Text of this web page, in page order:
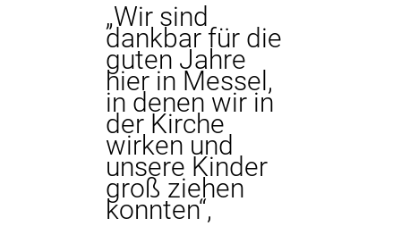
„Wir sind
dankbar für die
guten Jahre
hier in Messel,
in denen wir in
der Kirche
wirken und
unsere Kinder
groß ziehen
konnten“,